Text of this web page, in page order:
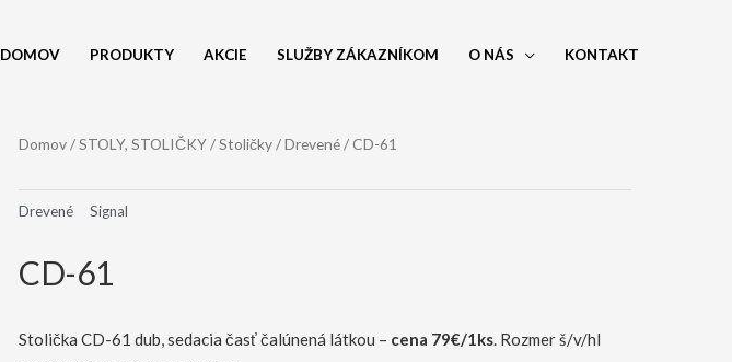
DOMOV PRODUKTY AKCIE SLUŽBY ZÁKAZNÍKOM O NÁS KONTAKT
Domov/STOLY, STOLIČKY/Stoličky/Drevené/ CD-61
Drevené Signal
CD-61
Stolička CD-61 dub, sedacia časť čalúnená látkou – cena 79€/1ks. Rozmer š/v/hl